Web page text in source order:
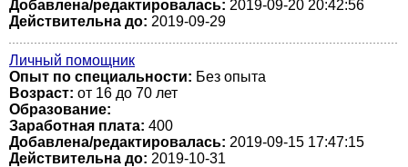
Добавлена/редактировалась: 2019-09-20 20:42:56
Действительна до: 2019-09-29
Личный помощник
Опыт по специальности: Без опыта
Возраст: от 16 до 70 лет
Образование:
Заработная плата: 400
Добавлена/редактировалась: 2019-09-15 17:47:15
Действительна до: 2019-10-31